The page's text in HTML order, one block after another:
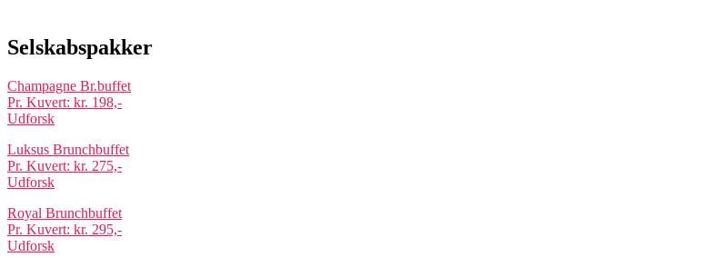
Selskabspakker
Champagne Br.buffet
Pr. Kuvert: kr. 198,-
Udforsk
Luksus Brunchbuffet
Pr. Kuvert: kr. 275,-
Udforsk
Royal Brunchbuffet
Pr. Kuvert: kr. 295,-
Udforsk